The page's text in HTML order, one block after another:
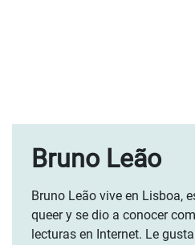
Bruno Leão
Bruno Leão vive en Lisboa,
queer y se dio a conocer
lecturas en Internet. Le